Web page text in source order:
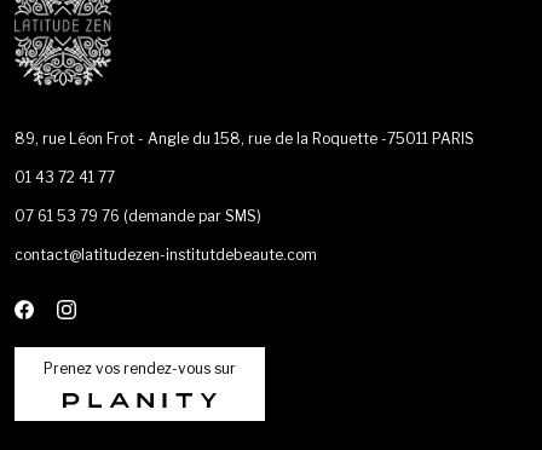
89, rue Léon Frot - Angle du 158, rue de la Roquette -75011 PARIS
01 43 72 41 77
07 61 53 79 76 (demande par SMS)
contact@latitudezen-institutdebeaute.com
Prenez vos rendez-vous sur